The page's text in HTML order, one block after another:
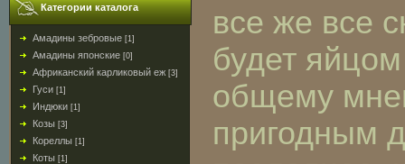
Категории каталога
Амадины зебровые [1]
Амадины японские [0]
Африканский карликовый еж [3]
Гуси [1]
Индюки [1]
Козы [3]
Кореллы [1]
Коты [1]
все же все
будет
общему
пригодным